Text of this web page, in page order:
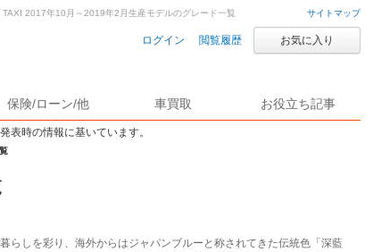
サイトマップ
ログイン 閲覧履歴 お気に入り
保険/ローン/他 車買取 お役立ち記事
表時の情報に基いています。
TAXI 2017年10月～2019年2月生産モデルのグレード一覧
らしを彩り、海外からはジャパンブルーと称されてきた伝統色「深藍